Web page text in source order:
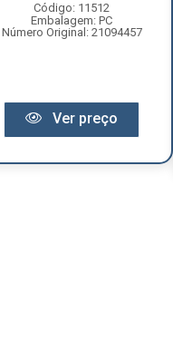
Código: 11512
Embalagem: PC
Número Original: 21094457
Ver preço